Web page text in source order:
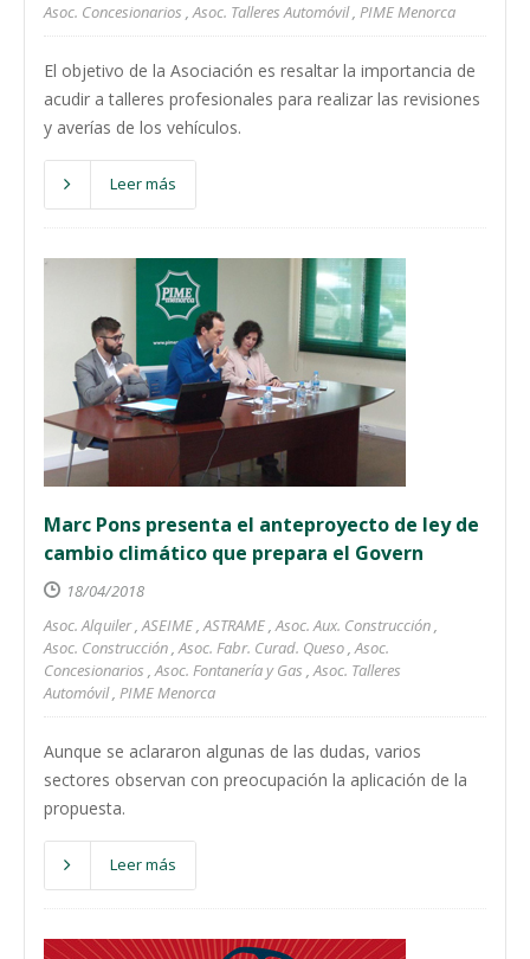
Asoc. Concesionarios ,Asoc. Talleres Automóvil, PIME Menorca
El objetivo de la Asociación es resaltar la importancia de
acudir a talleres profesionales para realizar las revisiones
y averías de los vehículos.
Leer más
Marc Pons presenta el anteproyecto de ley de
cambio climático que prepara el Govern
18/04/2018
Asoc. Alquiler,ASEIME,ASTRAME,Asoc. Aux. Construcción,
Asoc. Construcción,Asoc. Fabr. Curad. Queso,Asoc.
Concesionarios ,Asoc. Fontanería y Gas ,Asoc. Talleres
Automóvil, PIME Menorca
Aunque se aclararon algunas de las dudas, varios
sectores observan con preocupación la aplicación de la
propuesta.
Leer más